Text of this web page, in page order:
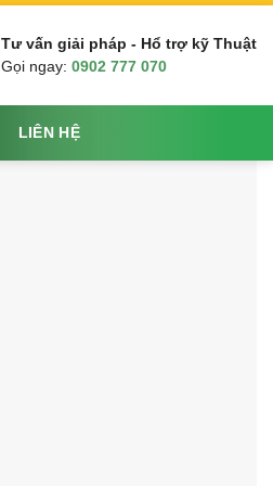
Tư vấn giải pháp - Hổ trợ kỹ Thuật
Gọi ngay: 0902 777 070
LIÊN HỆ